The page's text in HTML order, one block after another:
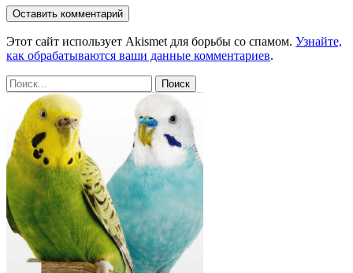
Этот сайт использует Akismet для борьбы со спамом. Узнайте,
как обрабатываются ваши данные комментариев.